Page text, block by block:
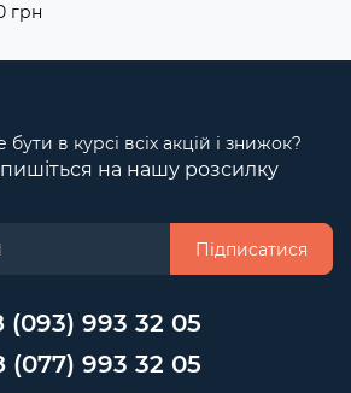
грн
бути в курсі всіх акцій і знижок?
на нашу розсилку
Підписатися
(093) 993 32 05
(077) 993 32 05